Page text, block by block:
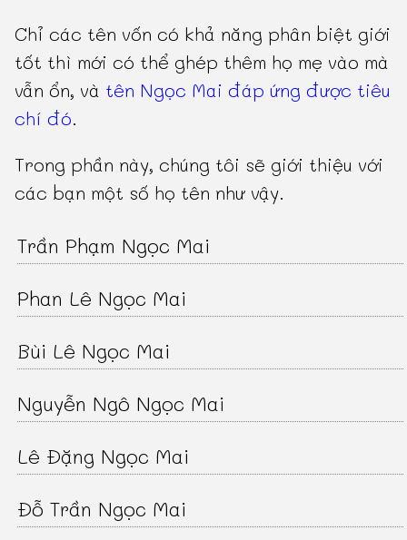
Chỉ các tên vốn có khả năng phân biệt giới
tốt thì mới có thể ghép thêm họ mẹ vào mà
vẫn ổn, và tên Ngọc Mai đáp ứng được tiêu
chí đó.
Trong phần này, chúng tôi sẽ giới thiệu với
các bạn một số họ tên như vậy.
Trần Phạm Ngọc Mai
Phan Lê Ngọc Mai
Bùi Lê Ngọc Mai
Nguyễn Ngô Ngọc Mai
Lê Đặng Ngọc Mai
Đỗ Trần Ngọc Mai